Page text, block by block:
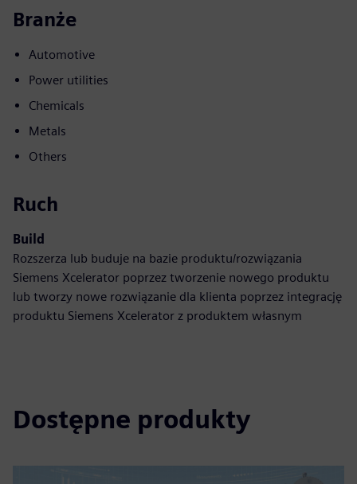
Branże
Automotive
Power utilities
Chemicals
Metals
Others
Ruch
Build
Rozszerza lub buduje na bazie produktu/rozwiązania
Siemens Xcelerator poprzez tworzenie nowego produktu
lub tworzy nowe rozwiązanie dla klienta poprzez integrację
produktu Siemens Xcelerator z produktem własnym
Dostępne produkty